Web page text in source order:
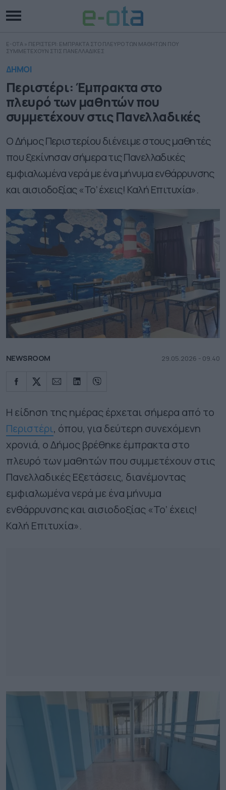
E-OTA » ΠΕΡΙΣΤΕΡΙ: ΕΜΠΡΑΚΤΑ ΣΤΟ ΠΛΕΥΡΟ ΤΩΝ ΜΑΘΗΤΩΝ ΠΟΥ
ΣΥΜΜΕΤΕΧΟΥΝ ΣΤΙΣ ΠΑΝΕΛΛΑΔΙΚΕΣ
ΔΗΜΟΙ
Περιστέρι: Έμπρακτα στο
πλευρό των μαθητών που
συμμετέχουν στις Πανελλαδικές
Ο Δήμος Περιστερίου διένειμε στους μαθητές
που ξεκίνησαν σήμερα τις Πανελλαδικές
εμφιαλωμένα νερά με ένα μήνυμα ενθάρρυνσης
και αισιοδοξίας «Το’ έχεις! Καλή Επιτυχία».
NEWSROOM 29.05.2026 - 09.40
Η είδηση της ημέρας έρχεται σήμερα από το
Περιστέρι, όπου, για δεύτερη συνεχόμενη
χρονιά, ο Δήμος βρέθηκε έμπρακτα στο
πλευρό των μαθητών που συμμετέχουν στις
Πανελλαδικές Εξετάσεις, διανέμοντας
εμφιαλωμένα νερά με ένα μήνυμα
ενθάρρυνσης και αισιοδοξίας «Το’ έχεις!
Καλή Επιτυχία».